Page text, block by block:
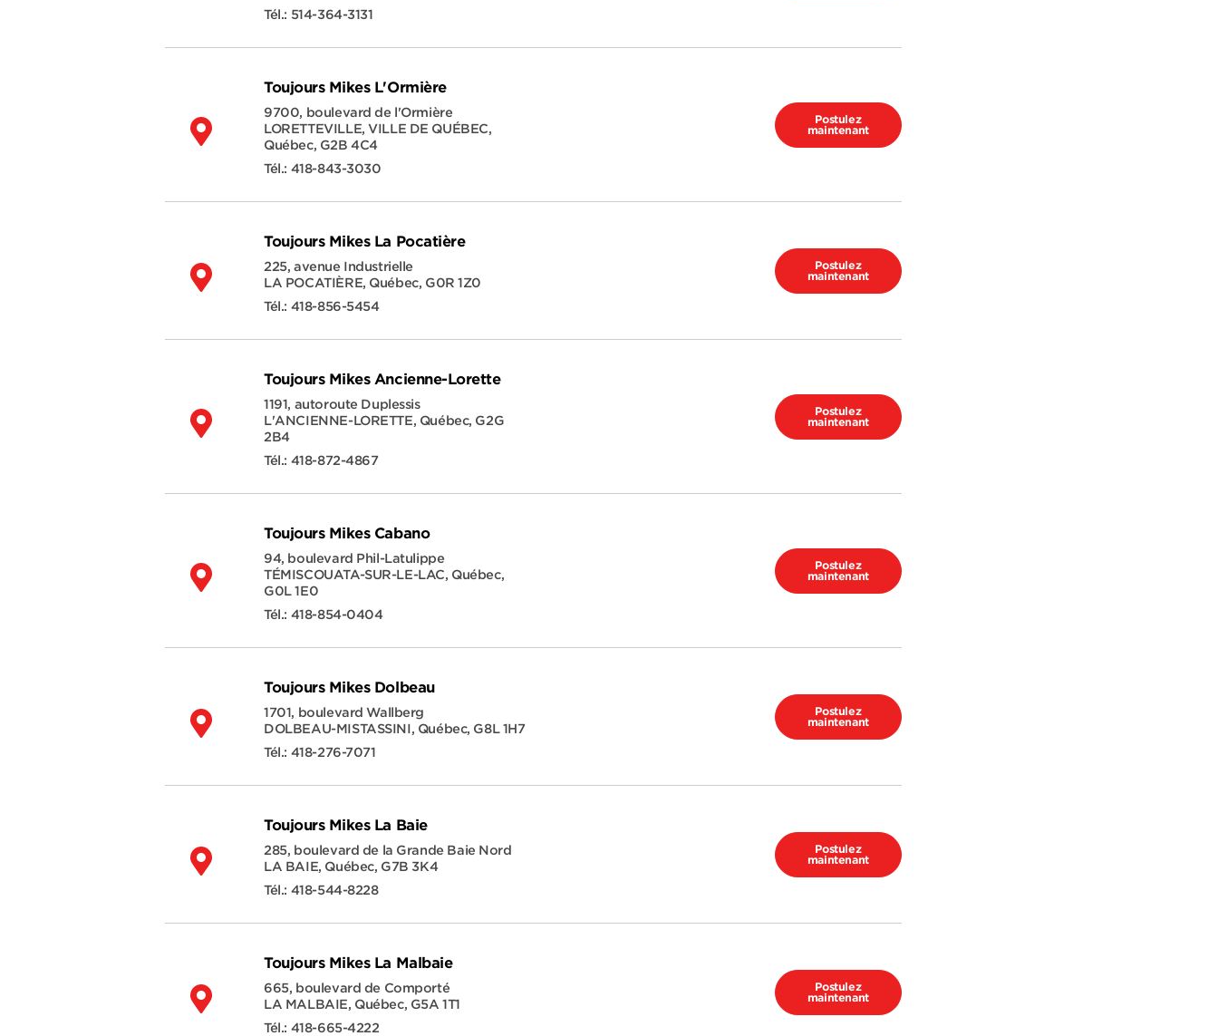
Tél.: 514-364-3131
Toujours Mikes L'Ormière
9700, boulevard de l'Ormière
LORETTEVILLE, VILLE DE QUÉBEC,
Québec, G2B 4C4
Tél.: 418-843-3030
Postulez
maintenant
Toujours Mikes La Pocatière
225, avenue Industrielle
LA POCATIÈRE, Québec, G0R 1Z0
Tél.: 418-856-5454
Postulez
maintenant
Toujours Mikes Ancienne-Lorette
1191, autoroute Duplessis
L'ANCIENNE-LORETTE, Québec, G2G
2B4
Tél.: 418-872-4867
Postulez
maintenant
Toujours Mikes Cabano
94, boulevard Phil-Latulippe
TÉMISCOUATA-SUR-LE-LAC, Québec,
G0L 1E0
Tél.: 418-854-0404
Postulez
maintenant
Toujours Mikes Dolbeau
1701, boulevard Wallberg
DOLBEAU-MISTASSINI, Québec, G8L 1H7
Tél.: 418-276-7071
Postulez
maintenant
Toujours Mikes La Baie
285, boulevard de la Grande Baie Nord
LA BAIE, Québec, G7B 3K4
Tél.: 418-544-8228
Postulez
maintenant
Toujours Mikes La Malbaie
665, boulevard de Comporté
LA MALBAIE, Québec, G5A 1T1
Tél.: 418-665-4222
Postulez
maintenant